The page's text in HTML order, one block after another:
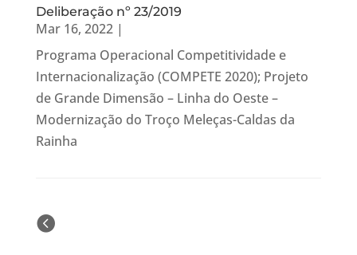
Deliberação nº 23/2019
Mar 16, 2022|
Programa Operacional Competitividade e
Internacionalização (COMPETE 2020); Projeto
de Grande Dimensão – Linha do Oeste –
Modernização do Troço Meleças-Caldas da
Rainha
« Older Entries